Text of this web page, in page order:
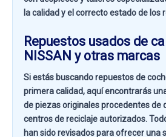
la calidad y el correcto estado de los
Repuestos usados de
NISSAN y otras marcas
Si estás buscandorepuestos de
primera calidad, aquí encontrarás
de piezas originales procedentes de
centros de reciclaje autorizados.
han sido revisados para ofrecer una